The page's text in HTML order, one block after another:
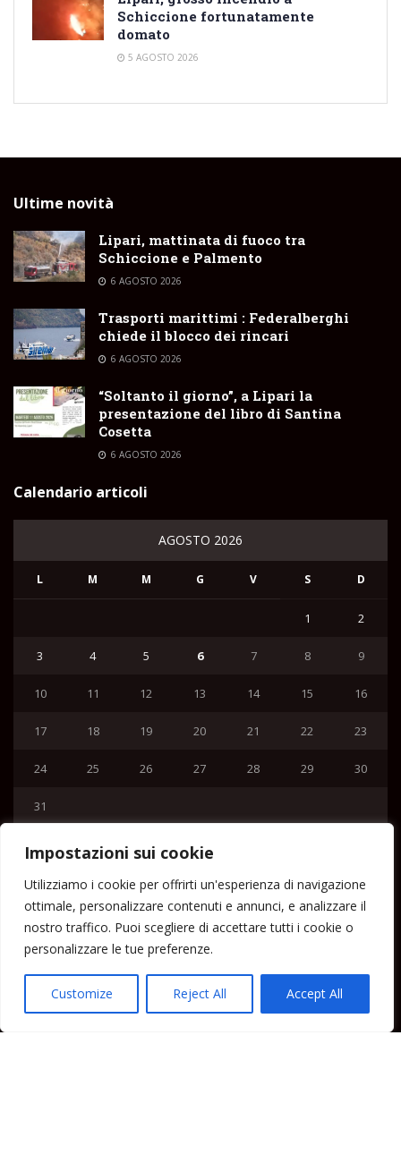
Impostazioni sui cookie
Utilizziamo i cookie per offrirti un'esperienza di navigazione
ottimale, personalizzare contenuti e annunci, e analizzare il
nostro traffico. Puoi scegliere di accettare tutti i cookie o
personalizzare le tue preferenze.
Customize Reject All Accept All
Schiccione fortunatamente
domato
5 AGOSTO 2026
Ultime novità
Lipari, mattinata di fuoco tra
Schiccione e Palmento
6 AGOSTO 2026
Trasporti marittimi : Federalberghi
chiede il blocco dei rincari
6 AGOSTO 2026
“Soltanto il giorno”, a Lipari la
presentazione del libro di Santina
Cosetta
6 AGOSTO 2026
Calendario articoli
AGOSTO 2026
L M M G V S D
1 2
3 4 5 6 7 8 9
10 11 12 13 14 15 16
17 18 19 20 21 22 23
24 25 26 27 28 29 30
31
Home
Lipari News
Cronaca Lipari
Politica Lipari
Cultura Lipari